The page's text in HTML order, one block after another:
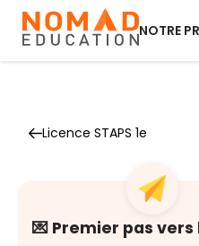
NOTRE
Licence STAPS 1e
💌 Premier pas